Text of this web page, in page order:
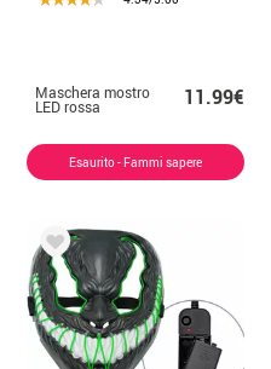
Maschera mostro
LED rossa 11.99€
Esaurito - Fammi sapere